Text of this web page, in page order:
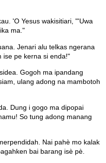
'O Yesus wakisitiari, "'Uwa
ma."
Jenari alu telkas ngerana
ise pe kerna si enda!"
Gogoh ma ipandang
ulang adong na mambotoh
Dung i gogo ma dipopai
So tung adong manang
Nai pahè mo kalak
bai barang isè pè.